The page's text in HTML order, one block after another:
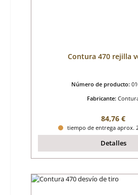
Contura 470 rejilla
Número de producto:
Fabricante:
Precio
84,76 €
tiempo de entrega aprox.
Detalles